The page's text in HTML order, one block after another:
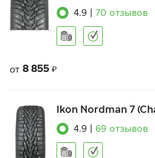
4.9 70 отзывов
от 8 855 ₽
Ikon Nordman 7
4.9 69 отзывов